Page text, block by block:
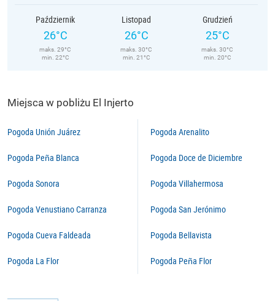
Październik
26°C
maks. 29°C
min. 22°C
Listopad
26°C
maks. 30°C
min. 21°C
Grudzień
25°C
maks. 30°C
min. 20°C
Miejsca w pobliżu El Injerto
Pogoda Unión Juárez
Pogoda Peña Blanca
Pogoda Sonora
Pogoda Venustiano Carranza
Pogoda Cueva Faldeada
Pogoda La Flor
Pogoda Arenalito
Pogoda Doce de Diciembre
Pogoda Villahermosa
Pogoda San Jerónimo
Pogoda Bellavista
Pogoda Peña Flor